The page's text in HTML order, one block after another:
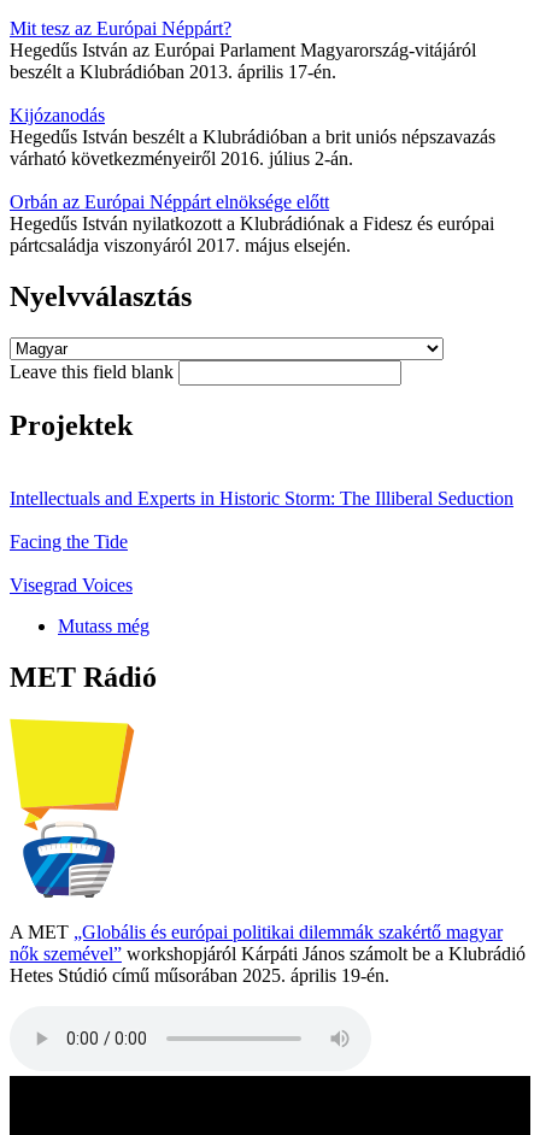
Mit tesz az Európai Néppárt?
Hegedűs István az Európai Parlament Magyarország-vitájáról
beszélt a Klubrádióban 2013. április 17-én.
Kijózanodás
Hegedűs István beszélt a Klubrádióban a brit uniós népszavazás
várható következményeiről 2016. július 2-án.
Orbán az Európai Néppárt elnöksége előtt
Hegedűs István nyilatkozott a Klubrádiónak a Fidesz és európai
pártcsaládja viszonyáról 2017. május elsején.
Nyelvválasztás
Leave this field blank
Projektek
Intellectuals and Experts in Historic Storm: The Illiberal Seduction
Facing the Tide
Visegrad Voices
Mutass még
MET Rádió
A MET „Globális és európai politikai dilemmák szakértő magyar
nők szemével” workshopjáról Kárpáti János számolt be a Klubrádió
Hetes Stúdió című műsorában 2025. április 19-én.